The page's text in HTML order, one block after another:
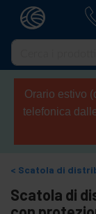
Orario estivo
telefonica
Scatola di
Scatola di